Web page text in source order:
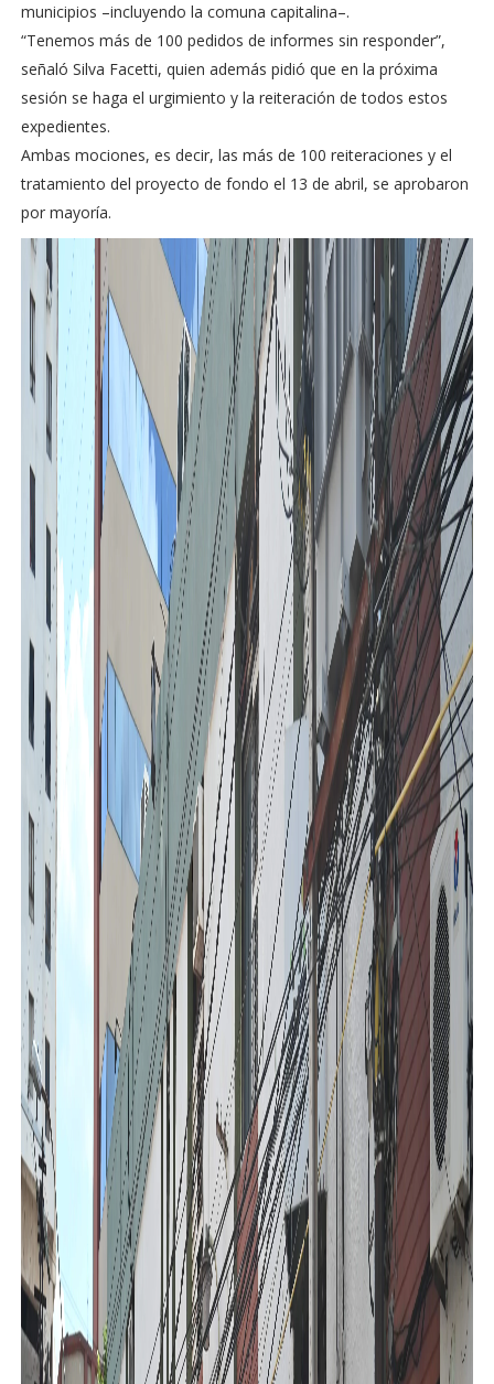
municipios –incluyendo la comuna capitalina–.
“Tenemos más de 100 pedidos de informes sin responder”,
señaló Silva Facetti, quien además pidió que en la próxima
sesión se haga el urgimiento y la reiteración de todos estos
expedientes.
Ambas mociones, es decir, las más de 100 reiteraciones y el
tratamiento del proyecto de fondo el 13 de abril, se aprobaron
por mayoría.